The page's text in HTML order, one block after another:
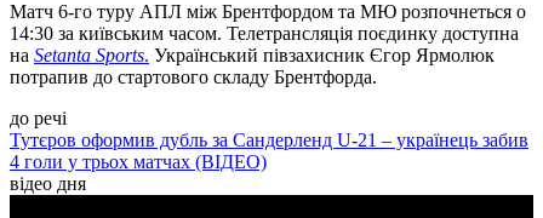
Матч 6-го туру АПЛ між Брентфордом та МЮ розпочнеться о
14:30 за київським часом. Телетрансляція поєдинку доступна
на Setanta Sports. Український півзахисник Єгор Ярмолюк
потрапив до стартового складу Брентфорда.
до речі
Тутєров оформив дубль за Сандерленд U-21 – українець забив
4 голи у трьох матчах (ВІДЕО)
відео дня